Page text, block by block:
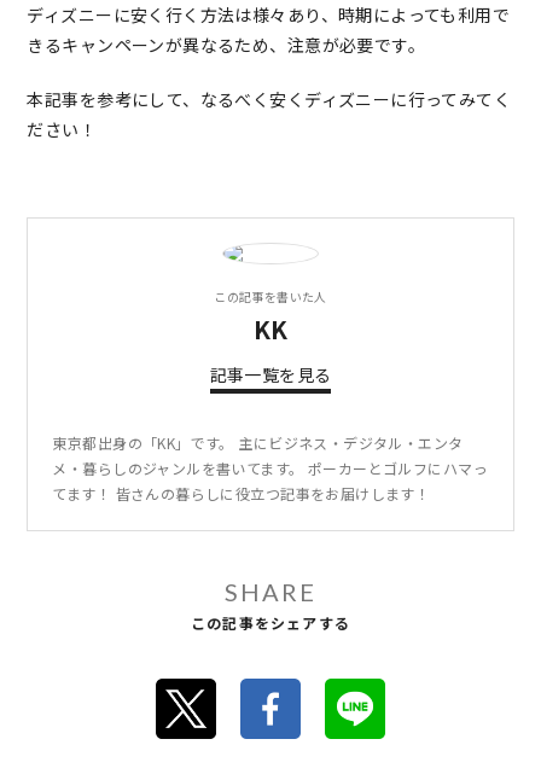
ディズニーに安く行く方法は様々あり、時期によっても利用で
きるキャンペーンが異なるため、注意が必要です。
本記事を参考にして、なるべく安くディズニーに行ってみてく
ださい！
この記事を書いた人
KK
記事一覧を見る
東京都出身の「KK」です。 主にビジネス・デジタル・エンタ
メ・暮らしのジャンルを書いてます。 ポーカーとゴルフにハマっ
てます！ 皆さんの暮らしに役立つ記事をお届けします！
SHARE
この記事をシェアする